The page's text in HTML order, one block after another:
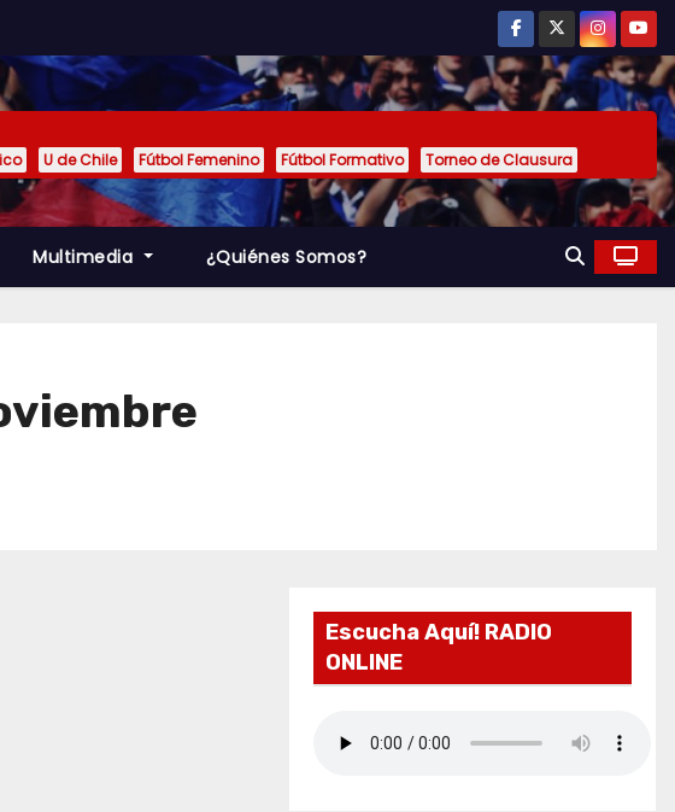
U de Chile Fútbol Femenino Fútbol Formativo Torneo de Clausura
Multimedia ¿Quiénes Somos?
Escucha Aquí! RADIO
ONLINE